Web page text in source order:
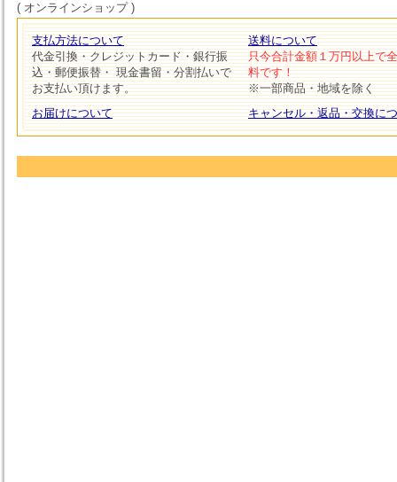
( オンラインショップ )
支払方法について
代金引換・クレジットカード・銀行振
込・郵便振替・ 現金書留・分割払いで
お支払い頂けます。
お届けについて
送料について
只今合計金額１万円以上で
料です！
※一部商品・地域を除く
キャンセル・返品・交換に